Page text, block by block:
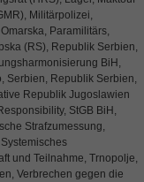
Militärpolizei,
Paramilitärs,
(RS), Republik Serbien,
BiH,
Serbien, Republik Serbien,
Republik Jugoslawien
StGB BiH,
Strafzumessung,
und Teilnahme, Trnopolje,
Verbrechen gegen die